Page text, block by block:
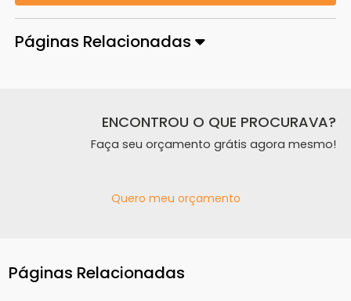
Páginas Relacionadas
ENCONTROU O QUE PROCURAVA?
Faça seu orçamento grátis agora mesmo!
Quero meu orçamento
Páginas Relacionadas